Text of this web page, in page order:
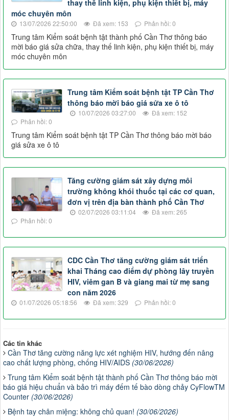
thay thế linh kiện, phụ kiện thiết bị, máy
móc chuyên môn
13/07/2026 22:50:00 Đã xem: 153 Phản hồi: 0
Trung tâm Kiểm soát bệnh tật thành phố Cần Thơ thông báo
mời báo giá sửa chữa, thay thế linh kiện, phụ kiện thiết bị, máy
móc chuyên môn
Trung tâm Kiểm soát bệnh tật TP Cần Thơ
thông báo mời báo giá sửa xe ô tô
10/07/2026 03:27:00
Đã xem: 152
Phản hồi: 0
Trung tâm Kiểm soát bệnh tật TP Cần Thơ thông báo mời báo
giá sửa xe ô tô
Tăng cường giám sát xây dựng môi
trường không khói thuốc tại các cơ quan,
đơn vị trên địa bàn thành phố Cần Thơ
02/07/2026 03:11:04
Đã xem: 265
Phản hồi: 0
CDC Cần Thơ tăng cường giám sát triển
khai Tháng cao điểm dự phòng lây truyền
HIV, viêm gan B và giang mai từ mẹ sang
con năm 2026
01/07/2026 05:18:56 Đã xem: 329 Phản hồi: 0
Các tin khác
Cần Thơ tăng cường năng lực xét nghiệm HIV, hướng đến nâng
cao chất lượng phòng, chống HIV/AIDS (30/06/2026)
Trung tâm Kiểm soát bệnh tật thành phố Cần Thơ thông báo mời
báo giá hiệu chuẩn và bảo trì máy đếm tế bào dòng chảy CyFlowTM
Counter (30/06/2026)
Bệnh tay chân miệng: không chủ quan! (30/06/2026)